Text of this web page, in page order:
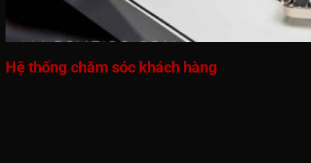
Hệ thống chăm sóc khách hàng